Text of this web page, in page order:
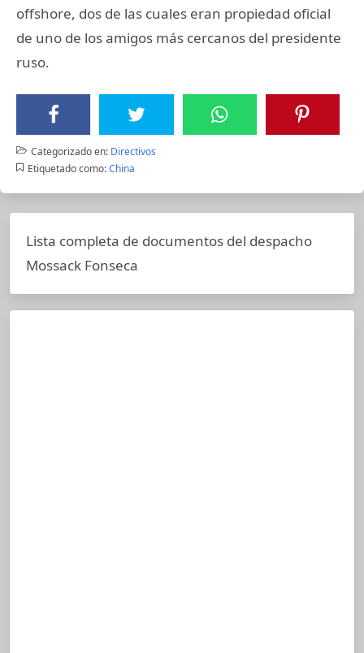
offshore, dos de las cuales eran propiedad oficial
de uno de los amigos más cercanos del presidente
ruso.
Categorizado en: Directivos
Etiquetado como: China
Lista completa de documentos del despacho
Mossack Fonseca